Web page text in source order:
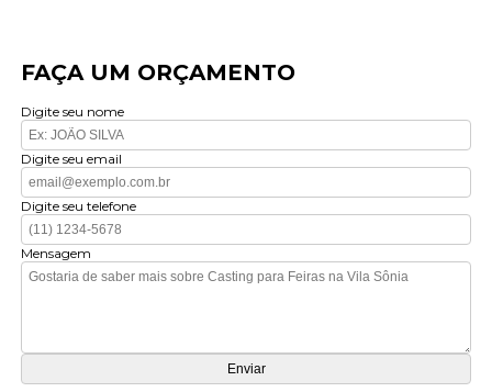
FAÇA UM ORÇAMENTO
Digite seu nome
Digite seu email
Digite seu telefone
Mensagem